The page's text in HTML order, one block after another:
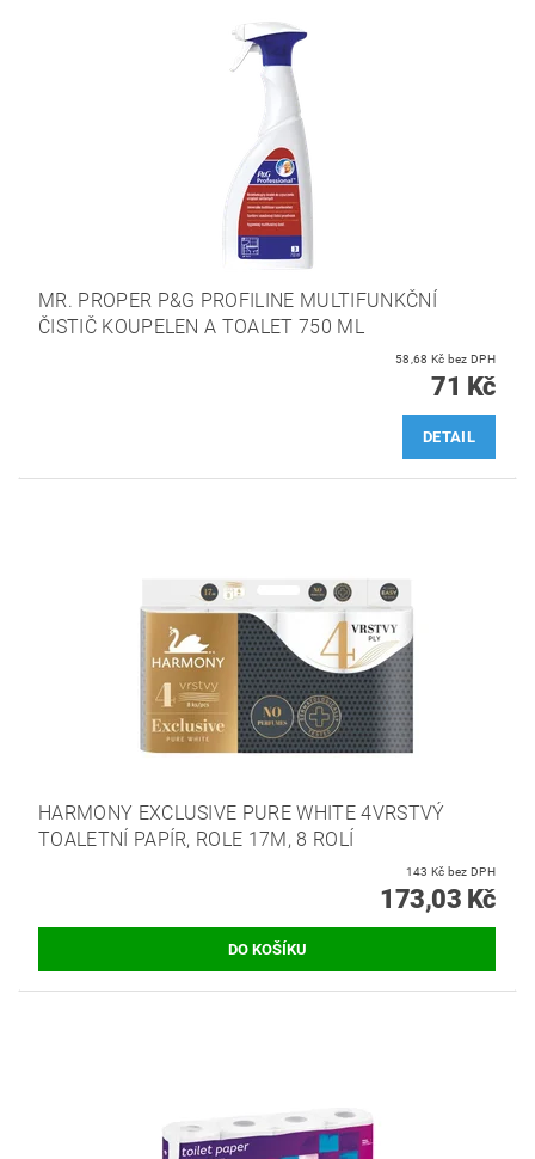
MR. PROPER P&G PROFILINE MULTIFUNKČNÍ
ČISTIČ KOUPELEN A TOALET 750 ML
58,68 Kč bez DPH
71 Kč
DETAIL
HARMONY EXCLUSIVE PURE WHITE 4VRSTVÝ
TOALETNÍ PAPÍR, ROLE 17M, 8 ROLÍ
143 Kč bez DPH
173,03 Kč